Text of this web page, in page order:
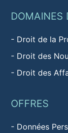
DOMAINES
- Droit de la
- Droit des
- Droit des
OFFRES
- Données